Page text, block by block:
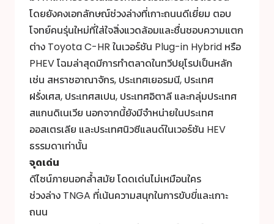
โดยยังคงเอกลักษณ์ช่วงล่างที่เกาะถนนดีเยี่ยม ตอบ
โจทย์คนรุ่นใหม่ที่ใส่ใจสิ่งแวดล้อมและชื่นชอบความแตก
ต่าง Toyota C-HR ในเวอร์ชัน Plug-in Hybrid หรือ
PHEV โฉมล่าสุดมีการทำตลาดในทวีปยุโรปเป็นหลัก
เช่น สหราชอาณาจักร, ประเทศเยอรมนี, ประเทศ
ฝรั่งเศส, ประเทศสเปน, ประเทศอิตาลี และกลุ่มประเทศ
สแกนดิเนเวีย นอกจากนี้ยังมีจำหน่ายในประเทศ
ออสเตรเลีย และประเทศนิวซีแลนด์ในเวอร์ชัน HEV
ธรรมดาเท่านั้น
จุดเด่น
ดีไซน์ภายนอกล้ำสมัย โดดเด่นไม่เหมือนใคร
ช่วงล่าง TNGA ที่เน้นความสนุกในการขับขี่และเกาะ
ถนน